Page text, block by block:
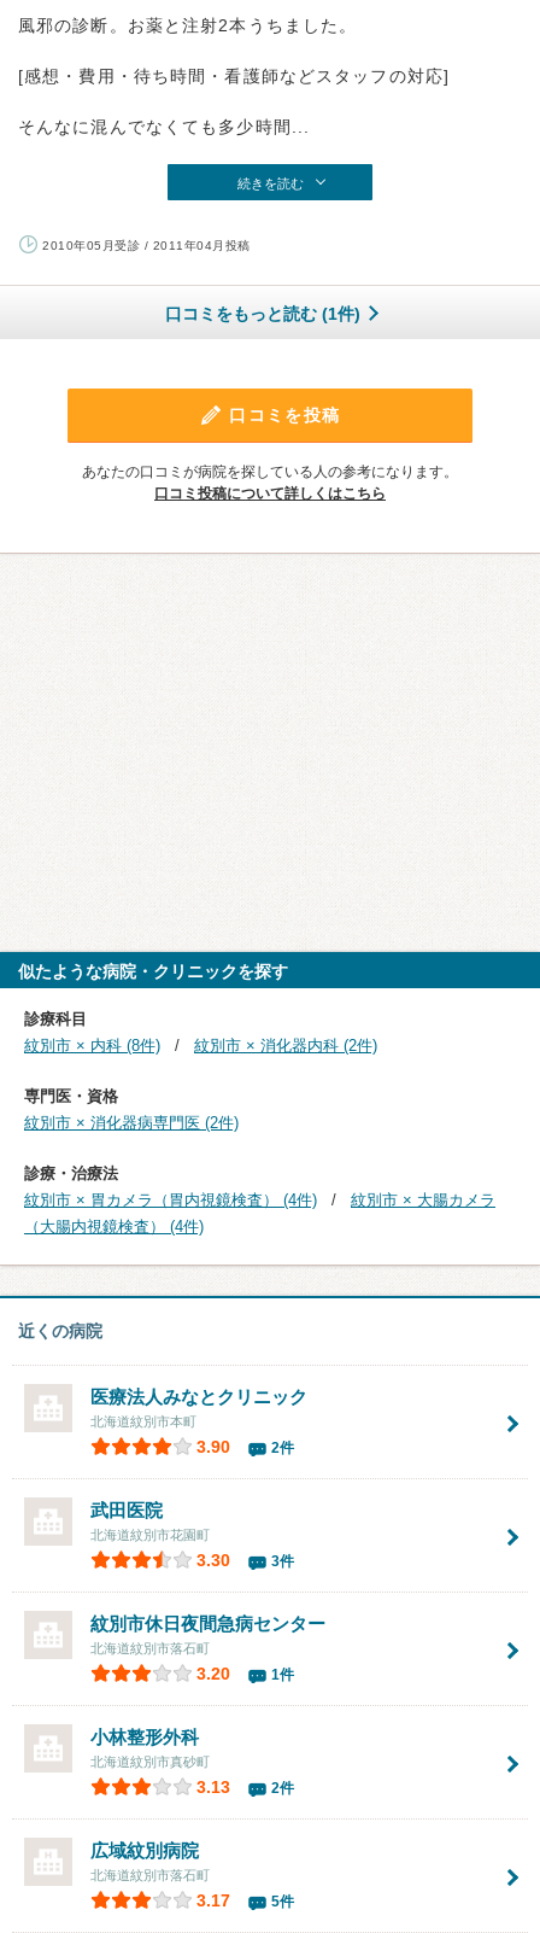
風邪の診断。お薬と注射2本うちました。
[感想・費用・待ち時間・看護師などスタッフの対応]
そんなに混んでなくても多少時間...
続きを読む
2010年05月受診 / 2011年04月投稿
口コミをもっと読む (1件)
口コミを投稿
あなたの口コミが病院を探している人の参考になります。
口コミ投稿について詳しくはこちら
似たような病院・クリニックを探す
診療科目
紋別市 × 内科 (8件)
紋別市 × 消化器内科 (2件)
専門医・資格
紋別市 × 消化器病専門医 (2件)
診療・治療法
紋別市 × 胃カメラ（胃内視鏡検査） (4件)
紋別市 × 大腸カメラ
（大腸内視鏡検査） (4件)
近くの病院
医療法人みなとクリニック
北海道紋別市本町
3.90 2件
武田医院
北海道紋別市花園町
3.30 3件
紋別市休日夜間急病センター
北海道紋別市落石町
3.20 1件
小林整形外科
北海道紋別市真砂町
3.13 2件
広域紋別病院
北海道紋別市落石町
3.17 5件